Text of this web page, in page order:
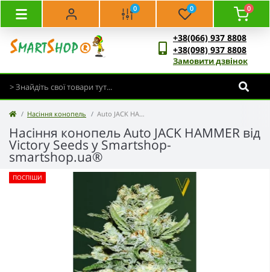
0 0 0
+38(066) 937 8808
+38(098) 937 8808
Замовити дзвінок
Насіння конопель Auto JACK HAMMER - Victory Seeds
Насіння конопель Auto JACK HAMMER від
Victory Seeds у Smartshop-
smartshop.ua®
ПОСПІШИ